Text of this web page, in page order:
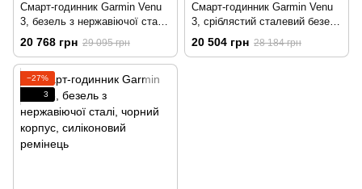
Смарт-годинник Garmin Venu
3, безель з нержавіючої сталі
з чорним корпусом та чорним
шкіряним ремінцем
20 768 грн 29 095 грн
Смарт-годинник Garmin Venu
3, сріблястий сталевий безель
з корпусом кольору білого
каменя та силіконовим
20 504 грн 28 184 грн
−27%
3